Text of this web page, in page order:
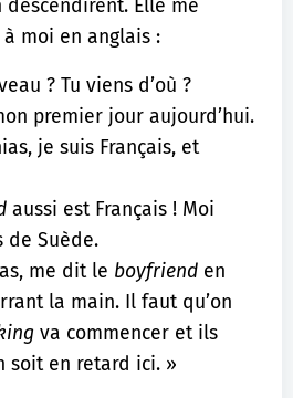
descendirent. Elle me
moi en anglais :
? Tu viens d’où ?
premier jour aujourd’hui.
je suis Français, et
aussi est Français ! Moi
de Suède.
me dit le boyfriend en
la main. Il faut qu’on
va commencer et ils
soit en retard ici. »